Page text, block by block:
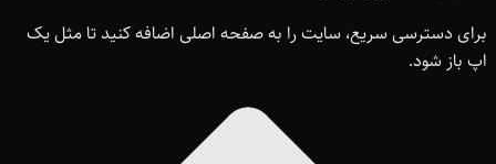
برای دسترسی سریع، سایت را به صفحه اصلی اضافه کنید تا مثل یک
اپ باز شود.